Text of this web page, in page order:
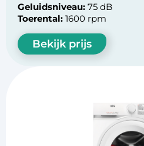
Geluidsniveau: 75 dB
Toerental: 1600 rpm
Bekijk prijs